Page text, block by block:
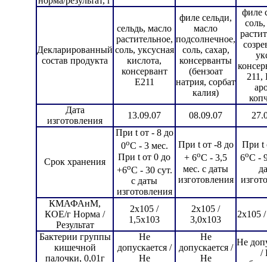
Декларированный
состав продукта
сельдь, масло
растительное,
соль, уксусная
кислота,
консервант
Е211
филе сельди,
масло
подсолнечное,
соль, сахар,
консерванты
(бензоат
натрия, сорбат
калия)
филе
211,
Дата
изготовления
13.09.07 08.09.07
Срок хранения
При t от - 8 до
0oС - 3 мес.
При t от 0 до
+6oС - 30 сут.
с даты
изготовления
При t от -8 до
+ 6oС - 3,5
мес. с даты
изготовления
При t
6oС -
КМАФАнМ,
КОЕ/г Норма /
Результат
2х105 /
1,5х103
2х105 /
3,0х103
2х105
Бактерии группы
кишечной
палочки, 0,01г
Не
допускается /
Не
Не
допускается /
Не
Не
/